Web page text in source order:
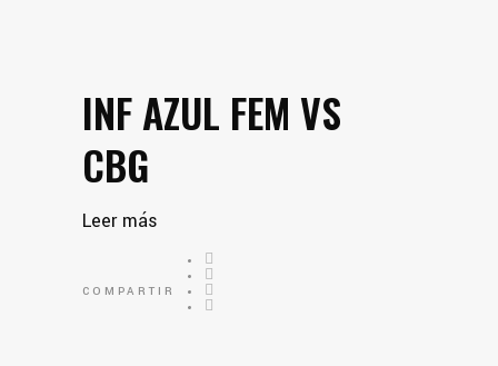
INF AZUL FEM VS
CBG
Leer más
COMPARTIR